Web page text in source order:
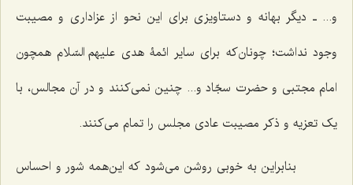
و... ـ دیگر بهانه و دستاویزی برای این نحو از عزاداری و مصیبت
وجود نداشت؛ چونان‌که برای سایر ائمۀ هدی علیهم السّلام همچون
امام مجتبی و حضرت سجّاد و... چنین نمی‌کنند و در آن مجالس، با
یک تعزیه و ذکر مصیبت عادی مجلس را تمام می‌کنند.
بنابراین به خوبی روشن می‌شود که این‌همه شور و احساس